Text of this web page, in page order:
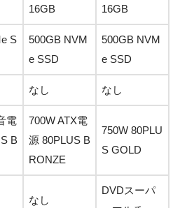
16GB 16GB
S
500GB NVM
e SSD
500GB NVM
e SSD
なし なし
電
B
700W ATX電
源 80PLUS B
RONZE
750W 80PLU
S GOLD
なし
DVDスーパ